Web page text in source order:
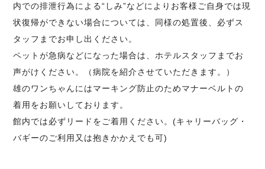
内での排泄行為による“しみ”などによりお客様ご自身では現
状復帰ができない場合については、同様の処置後、必ずス
タッフまでお申し出ください。
ペットが急病などになった場合は、ホテルスタッフまでお
声がけください。（病院を紹介させていただきます。）
雄のワンちゃんにはマーキング防止のためマナーベルトの
着用をお願いしております。
館内では必ずリードをご着用ください。(キャリーバッグ・
バギーのご利用又は抱きかかえでも可)